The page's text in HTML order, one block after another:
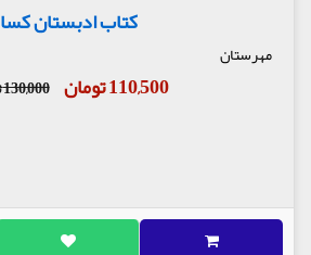
کتاب ادبستان کسا
مهرستان
110,500 تومان 130,000 تومان